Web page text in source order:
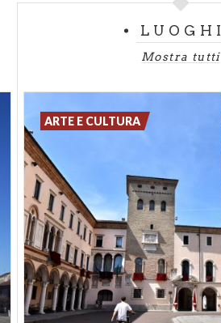
LUOGHI
Mostra tutti
ARTE E CULTURA